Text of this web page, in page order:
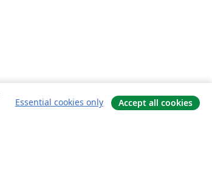
Essential cookies only Accept all cookies